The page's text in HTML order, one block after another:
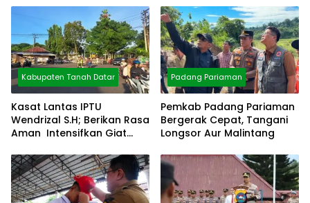
Kabupaten Tanah Datar
Kasat Lantas IPTU
Wendrizal S.H; Berikan Rasa
Aman Intensifkan Giat
Padang Pariaman
Pemkab Padang Pariaman
Bergerak Cepat, Tangani
Longsor Aur Malintang